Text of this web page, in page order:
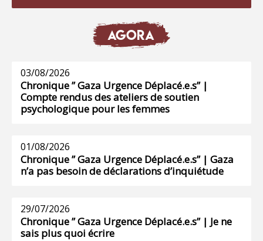
AGORA
03/08/2026
Chronique ” Gaza Urgence Déplacé.e.s” |
Compte rendus des ateliers de soutien
psychologique pour les femmes
01/08/2026
Chronique ” Gaza Urgence Déplacé.e.s” | Gaza
n’a pas besoin de déclarations d’inquiétude
29/07/2026
Chronique ” Gaza Urgence Déplacé.e.s” | Je ne
sais plus quoi écrire